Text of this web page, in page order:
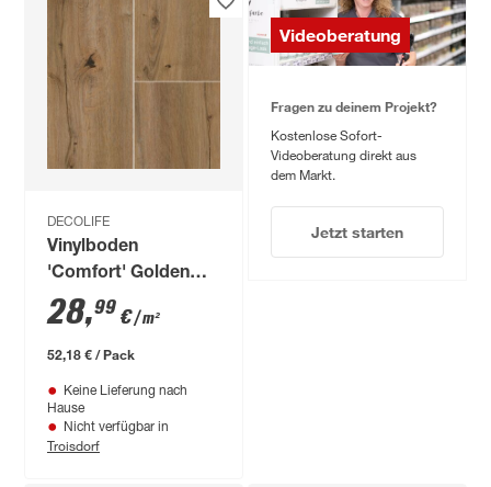
DECOLIFE
Vinylboden
'Comfort' Golden
Rustic Oak braun
10,5 mm
28,99 €/ m²
52,18 € / Pack
Keine Lieferung nach
Hause
Nicht verfügbar in
Troisdorf
Videoberatung
Fragen zu deinem Projekt?
Kostenlose Sofort-
Videoberatung direkt aus
dem Markt.
Jetzt starten